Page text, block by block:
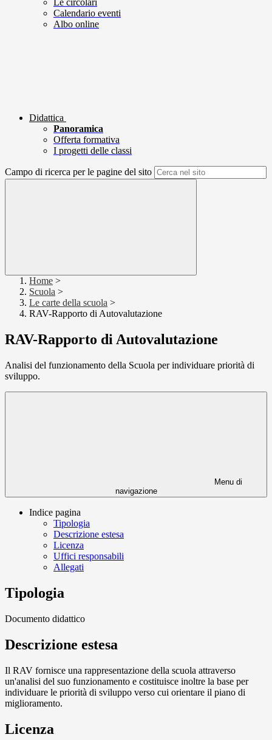
Le circolari
Calendario eventi
Albo online
Didattica
Panoramica
Offerta formativa
I progetti delle classi
Campo di ricerca per le pagine del sito
Home >
Scuola >
Le carte della scuola >
RAV-Rapporto di Autovalutazione
RAV-Rapporto di Autovalutazione
Analisi del funzionamento della Scuola per individuare priorità di
sviluppo.
Menu di
navigazione
Indice pagina
Tipologia
Descrizione estesa
Licenza
Uffici responsabili
Allegati
Tipologia
Documento didattico
Descrizione estesa
Il RAV fornisce una rappresentazione della scuola attraverso
un'analisi del suo funzionamento e costituisce inoltre la base per
individuare le priorità di sviluppo verso cui orientare il piano di
miglioramento.
Licenza